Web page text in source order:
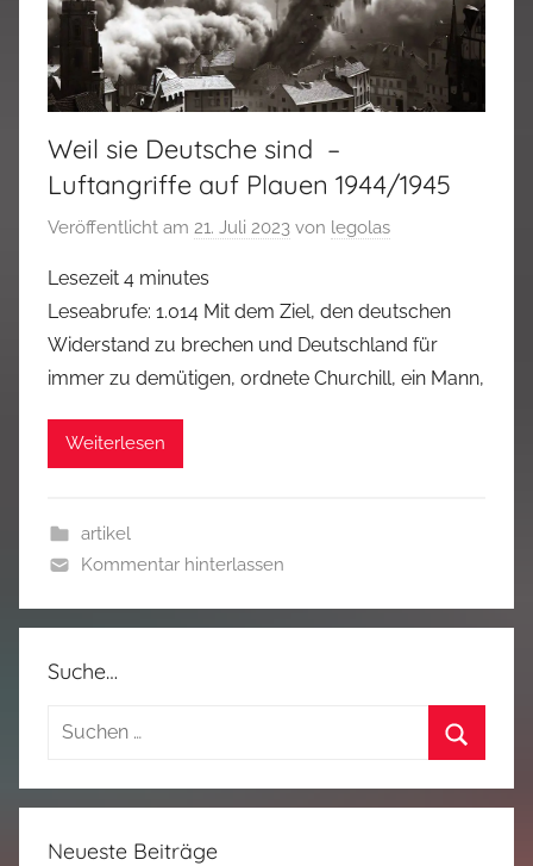
Weil sie Deutsche sind –
Luftangriffe auf Plauen 1944/1945
Veröffentlicht am 21. Juli 2023 von legolas
Lesezeit 4 minutes
Leseabrufe: 1.014 Mit dem Ziel, den deutschen
Widerstand zu brechen und Deutschland für
immer zu demütigen, ordnete Churchill, ein Mann,
Weiterlesen
artikel
Kommentar hinterlassen
Suche…
Suchen
Neueste Beiträge